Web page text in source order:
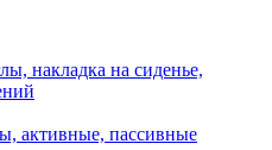
накладка на сиденье,
активные, пассивные